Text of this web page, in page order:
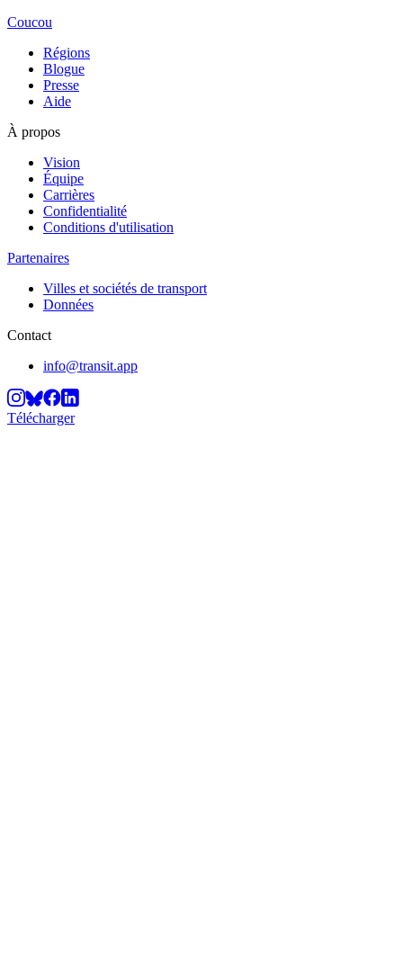
Coucou
Régions
Blogue
Presse
Aide
À propos
Vision
Équipe
Carrières
Confidentialité
Conditions d'utilisation
Partenaires
Villes et sociétés de transport
Données
Contact
info@transit.app
Télécharger